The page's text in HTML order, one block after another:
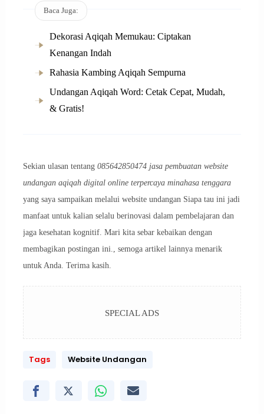
Baca Juga:
Dekorasi Aqiqah Memukau: Ciptakan
Kenangan Indah
Rahasia Kambing Aqiqah Sempurna
Undangan Aqiqah Word: Cetak Cepat, Mudah,
& Gratis!
Sekian ulasan tentang 085642850474 jasa pembuatan website
undangan aqiqah digital online terpercaya minahasa tenggara
yang saya sampaikan melalui website undangan Siapa tau ini jadi
manfaat untuk kalian selalu berinovasi dalam pembelajaran dan
jaga kesehatan kognitif. Mari kita sebar kebaikan dengan
membagikan postingan ini., semoga artikel lainnya menarik
untuk Anda. Terima kasih.
SPECIAL ADS
Tags Website Undangan